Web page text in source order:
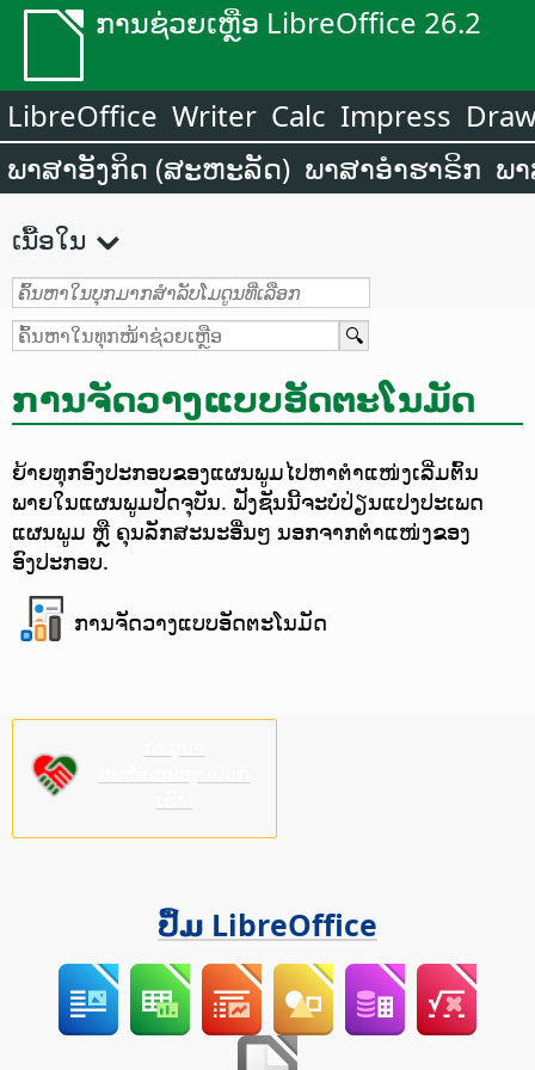
ການຊ່ວຍເຫຼືອ LibreOffice 26.2
LibreOffice Writer Calc Impress
ພາສາອັງກິດ (ສະຫະລັດ) ພາສາອຳຮາຣິກ ພ
ເນື້ອໃນ
ການຈັດວາງແບບອັດຕະໂນມັດ
ຍ້າຍທຸກອົງປະກອບຂອງແຜນພູມໄປຫາຕຳແໜ່ງເລີ່ມຕົ້ນ
ພາຍໃນແຜນພູມປັດຈຸບັນ. ຟັງຊັນນີ້ຈະບໍ່ປ່ຽນແປງປະເພດ
ແຜນພູມ ຫຼື ຄຸນລັກສະນະອື່ນໆ ນອກຈາກຕຳແໜ່ງຂອງ
ອົງປະກອບ.
ການຈັດວາງແບບອັດຕະໂນມັດ
ປຶ້ມ LibreOffice